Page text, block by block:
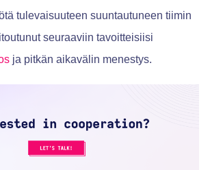
tulevaisuuteen suuntautuneen tiimin
seuraaviin tavoitteisiisi
ja pitkän aikavälin menestys.